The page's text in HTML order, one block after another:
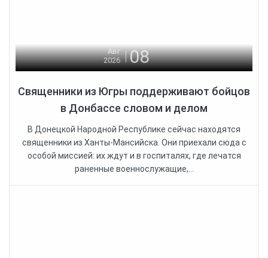
Авг
2026
08
Священники из Югры поддерживают бойцов
в Донбассе словом и делом
В Донецкой Народной Республике сейчас находятся
священники из Ханты-Мансийска. Они приехали сюда с
особой миссией: их ждут и в госпиталях, где лечатся
раненные военнослужащие,...